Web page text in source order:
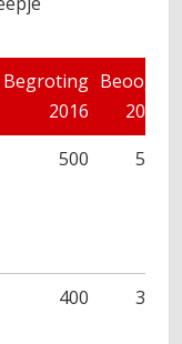
Begroting
2016
Beoogd
2017
500 500
400 395